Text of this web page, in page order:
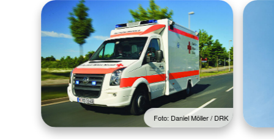
Foto: Daniel Möller / DRK